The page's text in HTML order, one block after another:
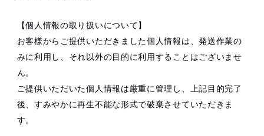
【個人情報の取り扱いについて】
お客様からご提供いただきました個人情報は、発送作業の
みに利用し、それ以外の目的に利用することはございませ
ん。
ご提供いただいた個人情報は厳重に管理し、上記目的完了
後、すみやかに再生不能な形式で破棄させていただきま
す。